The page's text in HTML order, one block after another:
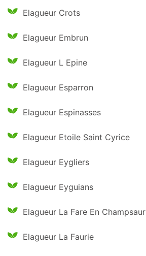
Elagueur Crots
Elagueur Embrun
Elagueur L Epine
Elagueur Esparron
Elagueur Espinasses
Elagueur Etoile Saint Cyrice
Elagueur Eygliers
Elagueur Eyguians
Elagueur La Fare En Champsaur
Elagueur La Faurie